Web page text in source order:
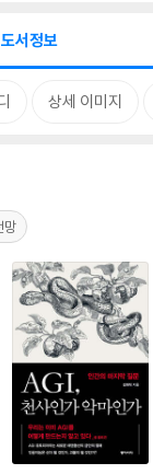
도서정보
상세 이미지
망